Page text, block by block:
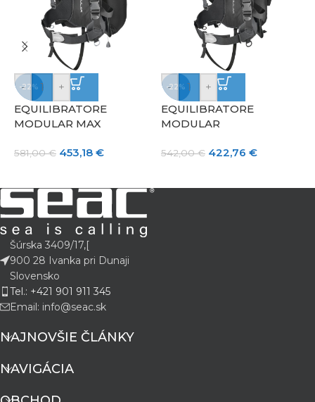
-22%
-
+
EQUILIBRATORE
MODULAR MAX
581,00€ 453,18 €
-22%
-
+
EQUILIBRATORE
MODULAR
542,00€ 422,76 €
Šúrska 3409/17,[
900 28 Ivanka pri Dunaji
Slovensko
Tel.: +421 901 911 345
Email: info@seac.sk
NAJNOVŠIE ČLÁNKY
NAVIGÁCIA